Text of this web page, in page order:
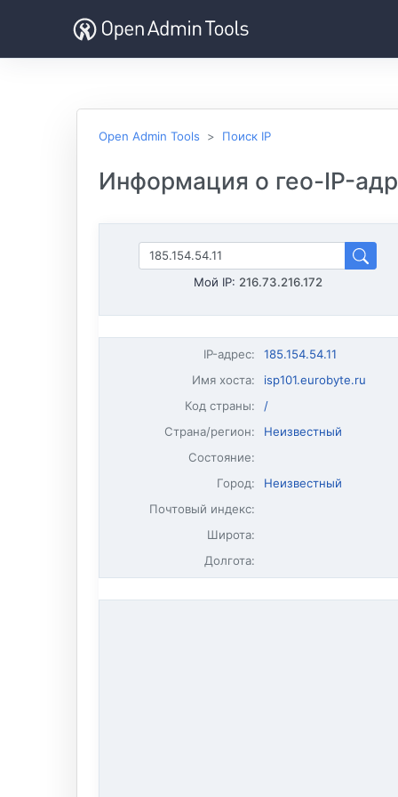
Open Admin Tools Поиск IP
Информация о гео-IP-
Мой IP: 216.73.216.172
IP-адрес:
185.154.54.11
Имя хоста:
isp101.eurobyte.ru
Код страны:
/
Страна/регион:
Неизвестный
Состояние:
Город:
Неизвестный
Почтовый индекс:
Широта:
Долгота: